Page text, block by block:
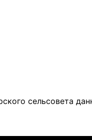
сельсовета